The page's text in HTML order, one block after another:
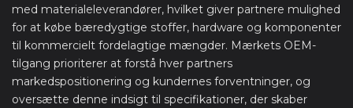
med materialeleverandører, hvilket giver partnere mulighed
for at købe bæredygtige stoffer, hardware og komponenter
til kommercielt fordelagtige mængder. Mærkets OEM-
tilgang prioriterer at forstå hver partners
markedspositionering og kundernes forventninger, og
oversætte denne indsigt til specifikationer, der skaber